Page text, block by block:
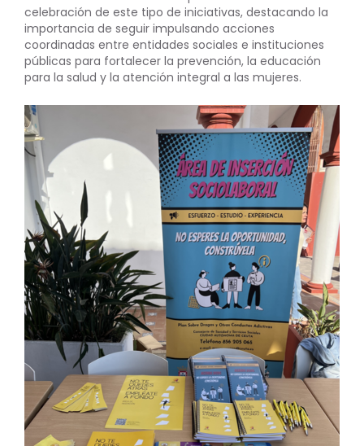
celebración de este tipo de iniciativas, destacando la
importancia de seguir impulsando acciones
coordinadas entre entidades sociales e instituciones
públicas para fortalecer la prevención, la educación
para la salud y la atención integral a las mujeres.